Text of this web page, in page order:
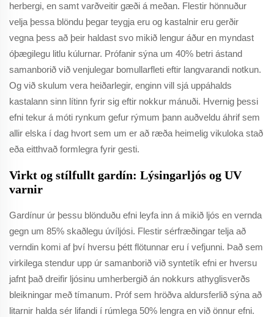
herbergi, en samt varðveitir gæði á meðan. Flestir hönnuður
velja þessa blöndu þegar teygja eru og kastalnir eru gerðir
vegna þess að þeir haldast svo mikið lengur áður en myndast
óþægilegu litlu kúlurnar. Prófanir sýna um 40% betri ástand
samanborið við venjulegar bomullarfleti eftir langvarandi notkun.
Og við skulum vera heiðarlegir, enginn vill sjá uppáhalds
kastalann sinn lítinn fyrir sig eftir nokkur mánuði. Hvernig þessi
efni tekur á móti rynkum gefur rýmum þann auðveldu áhrif sem
allir elska í dag hvort sem um er að ræða heimelig vikuloka stað
eða eitthvað formlegra fyrir gesti.
Virkt og stílfullt gardín: Lýsingarljós og UV
varnir
Gardínur úr þessu blönduðu efni leyfa inn á mikið ljós en vernda
gegn um 85% skaðlegu úvíljósi. Flestir sérfræðingar telja að
verndin komi af því hversu þétt flötunnar eru í vefjunni. Það sem
virkilega stendur upp úr samanborið við syntetík efni er hversu
jafnt það dreifir ljósinu umherbergið án nokkurs athyglisverðs
bleikningar með tímanum. Próf sem hröðva aldursferlið sýna að
litarnir halda sér lifandi í rúmlega 50% lengra en við önnur efni.